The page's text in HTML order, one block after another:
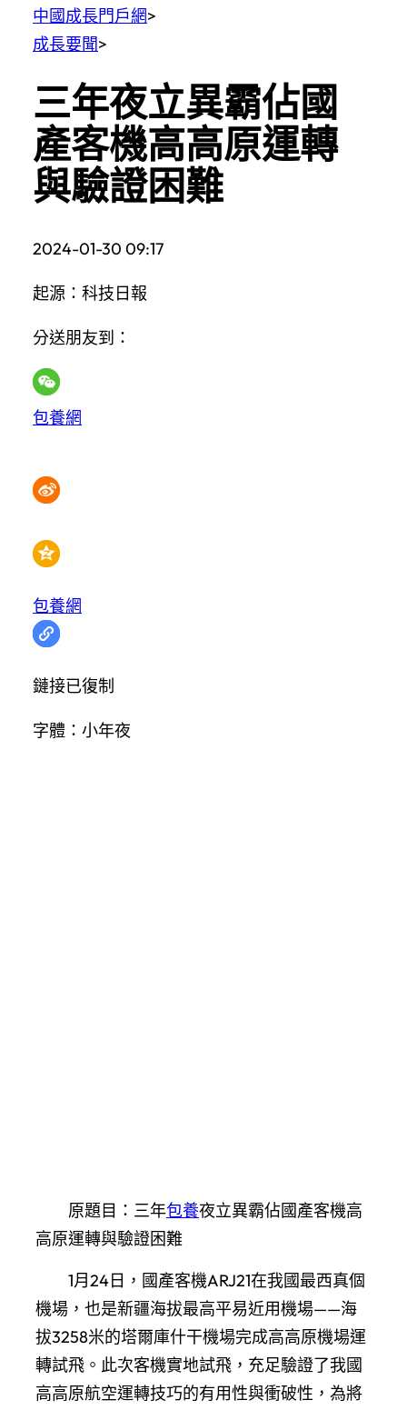
中國成長門戶網>
成長要聞>
三年夜立異霸佔國
產客機高高原運轉
與驗證困難
2024-01-30 09:17
起源：科技日報
分送朋友到：
包養網
包養網
鏈接已復制
字體： 小年夜
原題目：三年包養夜立異霸佔國產客機高
高原運轉與驗證困難
1月24日，國產客機ARJ21在我國最西真個
機場，也是新疆海拔最高平易近用機場——海
拔3258米的塔爾庫什干機場完成高高原機場運
轉試飛。此次客機實地試飛，充足驗證了我國
高高原航空運轉技巧的有用性與衝破性，為將